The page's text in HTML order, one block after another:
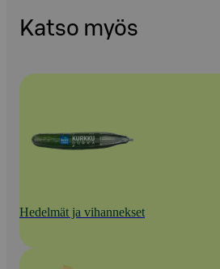
Katso myös
Hedelmät ja vihannekset